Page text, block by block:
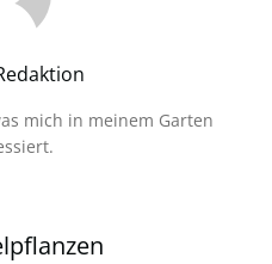
mich in meinem Garten